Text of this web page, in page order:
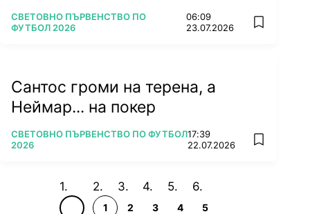
ПОВЕЧЕ ОТ
СВЕТОВНО ПЪРВЕНСТВО ПО
ФУТБОЛ 2026
06:09
23.07.2026
add
Сантос громи на терена, а
Неймар... на покер
ПОВЕЧЕ ОТ
СВЕТОВНО ПЪРВЕНСТВО ПО ФУТБОЛ
2026
17:39
22.07.2026
add
1 2 3 4 5